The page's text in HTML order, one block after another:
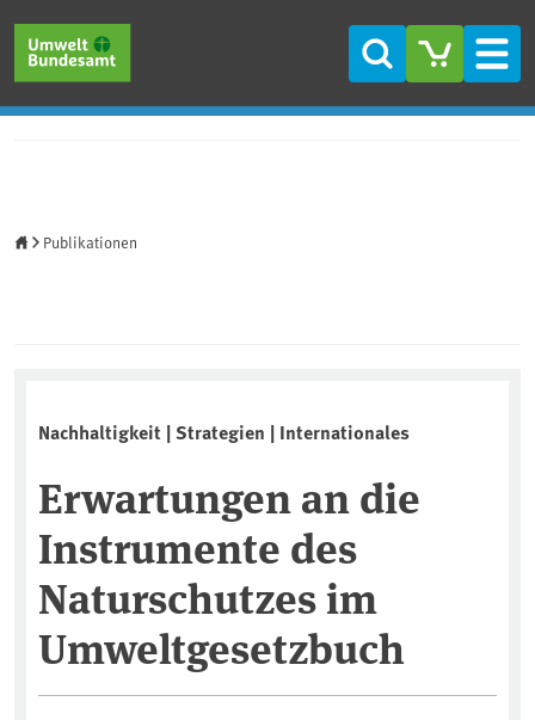
Suche
Publikationen
Nachhaltigkeit | Strategien | Internationales
Erwartungen an die
Instrumente des
Naturschutzes im
Umweltgesetzbuch